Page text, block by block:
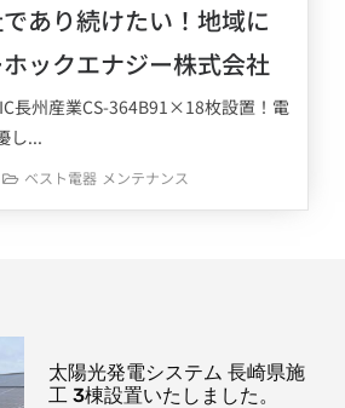
あり続けたい！地域に
ックエナジー株式会社
長州産業CS-364B91×18枚設置！電
し...
ベスト電器 メンテナンス
太陽光発電システム 長崎県施
工 3棟設置いたしました。